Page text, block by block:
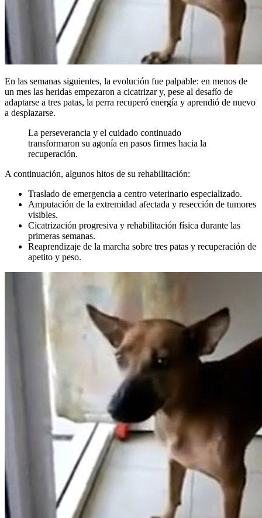
En las semanas siguientes, la evolución fue palpable: en menos de
un mes las heridas empezaron a cicatrizar y, pese al desafío de
adaptarse a tres patas, la perra recuperó energía y aprendió de nuevo
a desplazarse.
La perseverancia y el cuidado continuado
transformaron su agonía en pasos firmes hacia la
recuperación.
A continuación, algunos hitos de su rehabilitación:
Traslado de emergencia a centro veterinario especializado.
Amputación de la extremidad afectada y resección de tumores
visibles.
Cicatrización progresiva y rehabilitación física durante las
primeras semanas.
Reaprendizaje de la marcha sobre tres patas y recuperación de
apetito y peso.